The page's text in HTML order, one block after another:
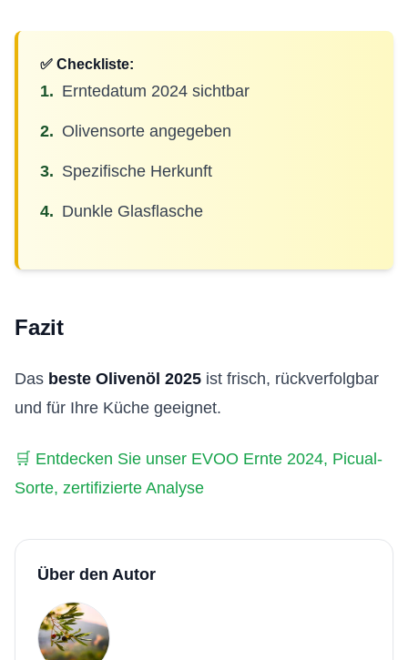
✅ Checkliste:
Erntedatum 2024 sichtbar
Olivensorte angegeben
Spezifische Herkunft
Dunkle Glasflasche
Fazit
Das beste Olivenöl 2025 ist frisch, rückverfolgbar
und für Ihre Küche geeignet.
🛒 Entdecken Sie unser EVOO Ernte 2024, Picual-
Sorte, zertifizierte Analyse
Über den Autor